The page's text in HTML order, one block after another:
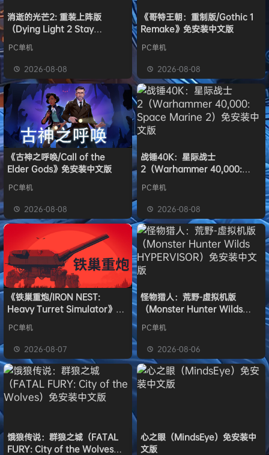
消逝的光芒2: 重装上阵版
（Dying Light 2 Stay
免安装中文版
PC单机
2026-08-08
《哥特王朝：重制版/Gothic 1
Remake》免安装中文版
PC单机
2026-08-08
《古神之呼唤/Call of the
Elder Gods》免安装中文版
PC单机
2026-08-08
战锤40K：星际战士
2（Warhammer 40,000:
版
PC单机
2026-08-08
《铁巢重炮/IRON NEST:
Heavy Turret Simulator》免
PC单机
2026-08-07
怪物猎人：荒野-虚拟机版
（Monster Hunter Wilds
PC单机
2026-08-06
饿狼传说：群狼之城（FATAL
FURY: City of the Wolves）
心之眼（MindsEye）免安装中
文版